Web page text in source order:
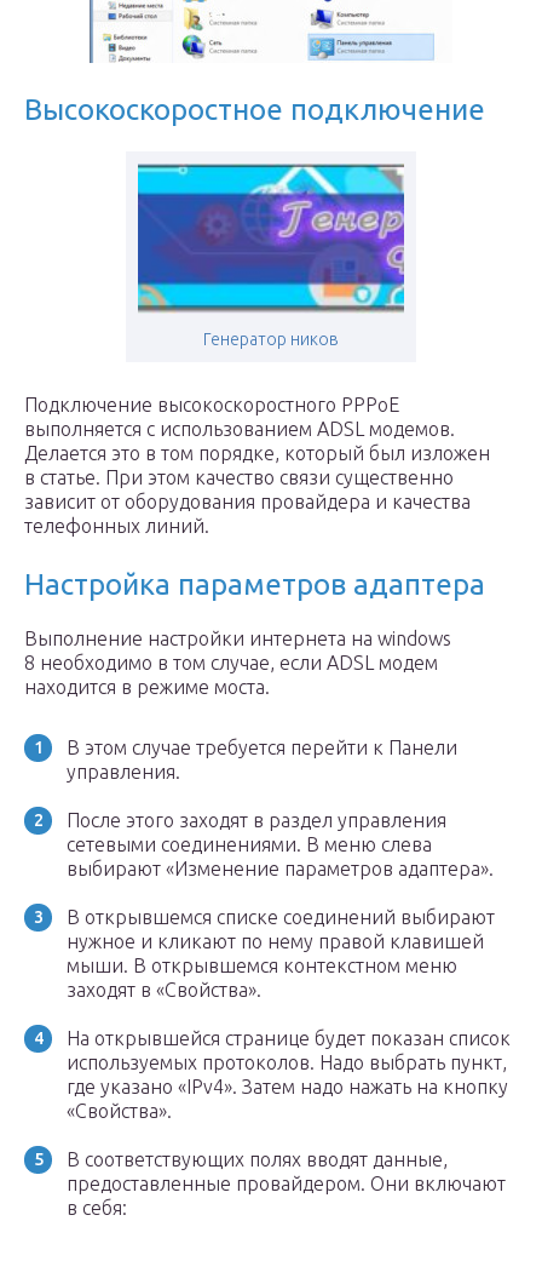
Высокоскоростное подключение
Генератор ников
Подключение высокоскоростного PPPoE
выполняется с использованием ADSL модемов.
Делается это в том порядке, который был изложен
в статье. При этом качество связи существенно
зависит от оборудования провайдера и качества
телефонных линий.
Настройка параметров адаптера
Выполнение настройки интернета на windows
8 необходимо в том случае, если ADSL модем
находится в режиме моста.
В этом случае требуется перейти к Панели
управления.
После этого заходят в раздел управления
сетевыми соединениями. В меню слева
выбирают «Изменение параметров адаптера».
В открывшемся списке соединений выбирают
нужное и кликают по нему правой клавишей
мыши. В открывшемся контекстном меню
заходят в «Свойства».
На открывшейся странице будет показан список
используемых протоколов. Надо выбрать пункт,
где указано «IPv4». Затем надо нажать на кнопку
«Свойства».
В соответствующих полях вводят данные,
предоставленные провайдером. Они включают
в себя: